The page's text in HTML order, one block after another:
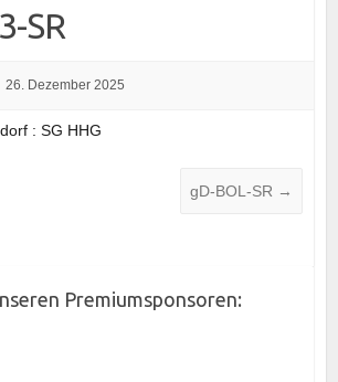
SR
26. Dezember 2025
: SG HHG
gD-BOL-SR →
Premiumsponsoren: